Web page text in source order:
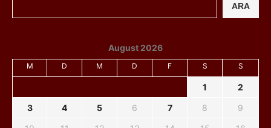
ARA
August 2026
M D M D F S S
1
2
3
4 5 6 7 8
9